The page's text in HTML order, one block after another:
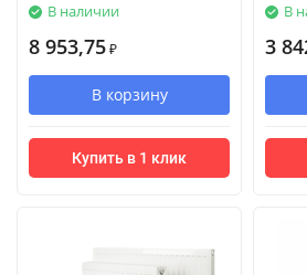
В наличии
8 953,75 ₽
В корзину
Купить в 1 клик
В
3